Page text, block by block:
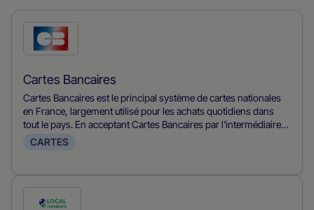
Coche
ce
mode
de
paiement
Cartes Bancaires
Cartes Bancaires est le principal système de cartes nationales
en France, largement utilisé pour les achats quotidiens dans
tout le pays. En acceptant Cartes Bancaires par l'intermédiaire
de Nuvei, les commerçants peuvent accéder au principal mode
réseaux de cartes internationaux, et gérer efficacement la fraude
et les rétrocessions par l'intermédiaire d'une plateforme unifiée.
CARTES
Coche